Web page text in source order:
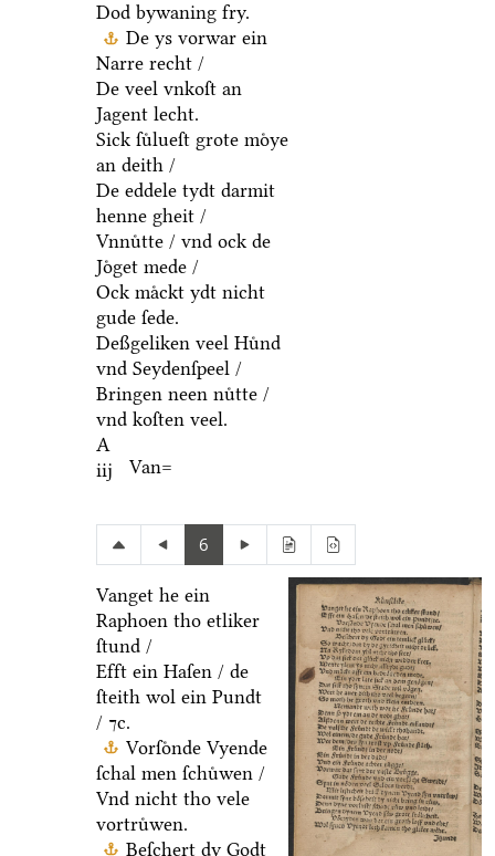
Dod bywaning fry.
De ys vorwar ein
Narre recht /
De veel vnkoſt an
Jagent lecht.
Sick ſuͤlueſt grote moͤye
an deith /
De eddele tydt darmit
henne gheit /
Vnnuͤtte / vnd ock de
Joͤget mede /
Ock maͤckt ydt nicht
gude ſede.
Deßgeliken veel Huͤnd
vnd Seydenſpeel /
Bringen neen nuͤtte /
vnd koſten veel.
A
iij
Van=
6
Vanget he ein
Raphoen tho etliker
ſtund /
Efft ein Haſen / de
ſteith wol ein Pundt
/ ⁊c.
Vorſoͤnde Vyende
ſchal men ſchuͤwen /
Vnd nicht tho vele
vortruͤwen.
Beſchert dy Godt